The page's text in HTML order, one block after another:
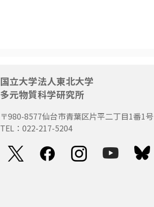
国立大学法人東北大学
多元物質科学研究所
〒980-8577仙台市青葉区片平二丁目1番1号
TEL：022-217-5204